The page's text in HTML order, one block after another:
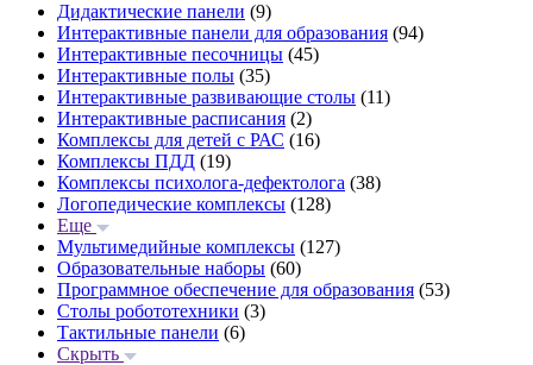
Дидактические панели (9)
Интерактивные панели для образования (94)
Интерактивные песочницы (45)
Интерактивные полы (35)
Интерактивные развивающие столы (11)
Интерактивные расписания (2)
Комплексы для детей с РАС (16)
Комплексы ПДД (19)
Комплексы психолога-дефектолога (38)
Логопедические комплексы (128)
Еще
Мультимедийные комплексы (127)
Образовательные наборы (60)
Программное обеспечение для образования (53)
Столы робототехники (3)
Тактильные панели (6)
Скрыть